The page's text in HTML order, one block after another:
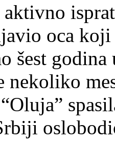
aktivno
oca
šest
nekoliko